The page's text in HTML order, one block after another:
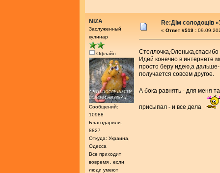
NIZA
Заслуженный
кулинар
Офлайн
Сообщений:
10988
Благодарили:
8827
Откуда: Украина,
Одесса
Все приходит
вовремя , если
люди умеют
Re:Дім солодощів
« Ответ #519 :
Идей конечно в интернете
просто беру идею,а дальше-
получается совсем другое.
А бока равнять - для меня
присыпал - и все дела